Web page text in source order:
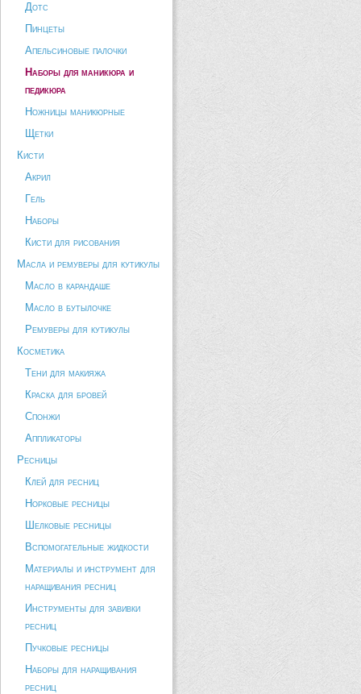
Дотс
Пинцеты
Апельсиновые палочки
Наборы для маникюра и
педикюра
Ножницы маникюрные
Щетки
Кисти
Акрил
Гель
Наборы
Кисти для рисования
Масла и ремуверы для кутикулы
Масло в карандаше
Масло в бутылочке
Ремуверы для кутикулы
Косметика
Тени для макияжа
Краска для бровей
Спонжи
Аппликаторы
Ресницы
Клей для ресниц
Норковые ресницы
Шелковые ресницы
Вспомогательные жидкости
Материалы и инструмент для
наращивания ресниц
Инструменты для завивки
ресниц
Пучковые ресницы
Наборы для наращивания
ресниц